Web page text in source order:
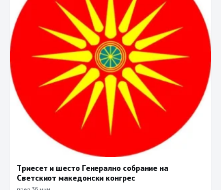
Триесет и шесто Генерално собрание на
Светскиот македонски конгрес